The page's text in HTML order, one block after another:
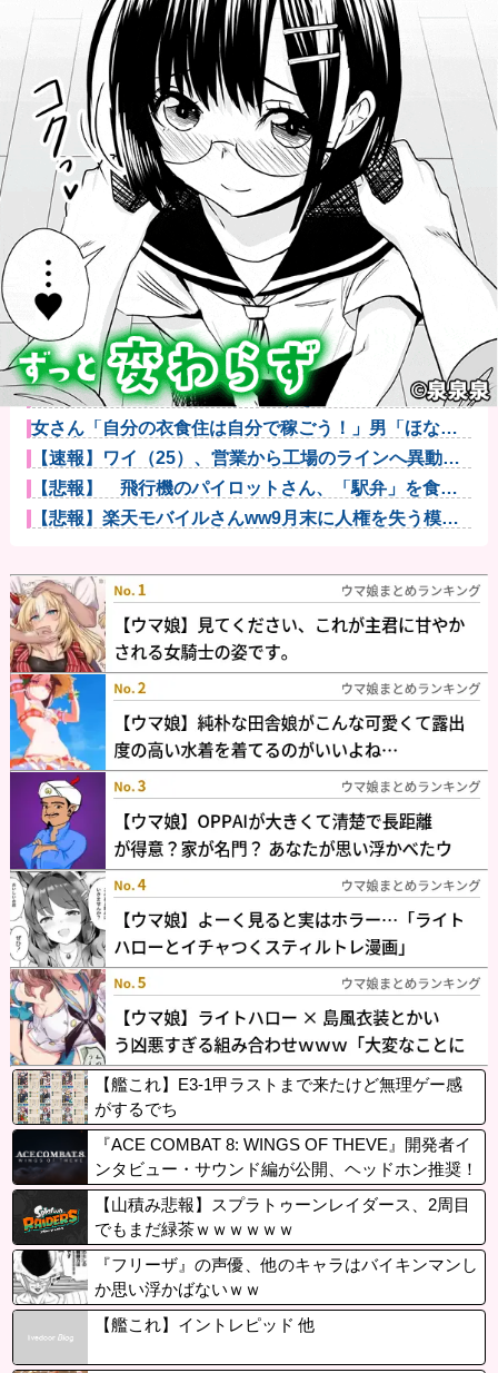
【画像】女さん、ミニ過ぎる浴衣を着た写真を投稿し
て叩かれるｗ...
【悲報】女性配信者「アスペの検査してみた…みんな
これわかるの...
【画像】閉店間際の回転ずし、ネタの量がバグってる
と話題にｗｗ...
【画像】ハンターハンターさん、ガチで最強の新能力
を登場させて...
野球が6イニング制になったらどうなると思う？他
【急募】カープ『暗黒時代一歩手前』を現状打破する
ために何が必...
【悲報】週刊誌、好き放題書きまくる 高市早苗首相は
新公用車の...
【悲報】英メディアのF1記者たちの多くが2026前半戦
を終え...
※ガンダム ガンキャノン ガンタンク ガン○○○
←一番違和...
インドの暴走族、レベルが違いすぎて草ｗｗｗｗｗｗ
ｗｗｗｗｗｗ...
女さん「自分の衣食住は自分で稼ごう！」男「ほな妊
娠出産のとき...
【速報】ワイ（25）、営業から工場のラインへ異動し
た結果・・...
【悲報】 飛行機のパイロットさん、「駅弁」を食べ
ていることが...
【悲報】楽天モバイルさんww9月末に人権を失う模様
【艦これ】E3-1甲ラストまで来たけど無理ゲー感
がするでち
『ACE COMBAT 8: WINGS OF THEVE』開発者イ
ンタビュー・サウンド編が公開、ヘッドホン推奨！
7.1.4ch対応のこだわりサウンドを体験可能
【山積み悲報】スプラトゥーンレイダース、2周目
でもまだ緑茶ｗｗｗｗｗｗ
『フリーザ』の声優、他のキャラはバイキンマンし
か思い浮かばないｗｗ
【艦これ】イントレピッド 他